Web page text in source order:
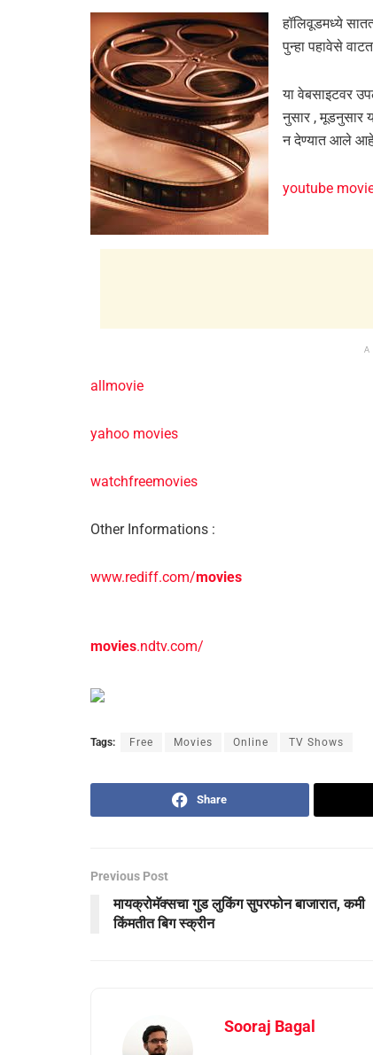
हॉलिवूडमध्ये
पुन्हा पहावेसे
या वेबसाइटवर
नुसार , मूडनुसार
न देण्यात आले
youtube
allmovie
yahoo movies
watchfreemovies
Other Informations :
www.rediff.com/movies
movies.ndtv.com/
Tags: Free Movies Online TV Shows
Share
Previous Post
मायक्रोमॅक्सचा गुड लुकिंग सुपरफोन बाजारात, कमी
किंमतीत बिग स्क्रीन
Sooraj Bagal